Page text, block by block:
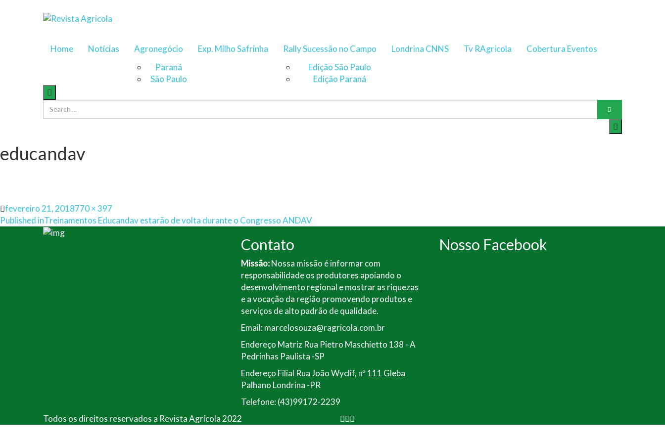
Home Notícias
Agronegócio
Paraná
São Paulo
Exp. Milho Safrinha
Rally Sucessão no Campo
Edição São Paulo
Edição Paraná
Londrina CNNS Tv RAgricola Cobertura Eventos
educandav
Posted
on
fevereiro 21, 2018Full
size
770 × 397
Navegação
Published inTreinamentos Educandav estarão de volta durante o Congresso ANDAV
Contato
Missão:Nossa missão é informar com
responsabilidade os produtores apoiando o
desenvolvimento regional e mostrar as riquezas
e a vocação da região promovendo produtos e
serviços de alto padrão de qualidade.
Email: marcelosouza@ragricola.com.br
Endereço Matriz Rua Pietro Maschietto 138 - A
Pedrinhas Paulista -SP
Endereço Filial Rua João Wyclif, nº 111 Gleba
Palhano Londrina -PR
Telefone: (43)99172-2239
Nosso Facebook
Todos os direitos reservados a Revista Agrícola 2022